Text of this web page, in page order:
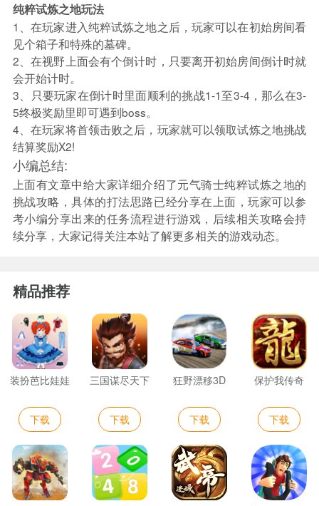
纯粹试炼之地玩法
1、在玩家进入纯粹试炼之地之后，玩家可以在初始房间看
见个箱子和特殊的墓碑。
2、在视野上面会有个倒计时，只要离开初始房间倒计时就
会开始计时。
3、只要玩家在倒计时里面顺利的挑战1-1至3-4，那么在3-
5终极奖励里即可遇到boss。
4、在玩家将首领击败之后，玩家就可以领取试炼之地挑战
结算奖励X2!
小编总结:
上面有文章中给大家详细介绍了元气骑士纯粹试炼之地的
挑战攻略，具体的打法思路已经分享在上面，玩家可以参
考小编分享出来的任务流程进行游戏，后续相关攻略会持
续分享，大家记得关注本站了解更多相关的游戏动态。
精品推荐
装扮芭比娃娃
下载
三国谋尽天下
下载
狂野漂移3D
下载
保护我传奇
下载